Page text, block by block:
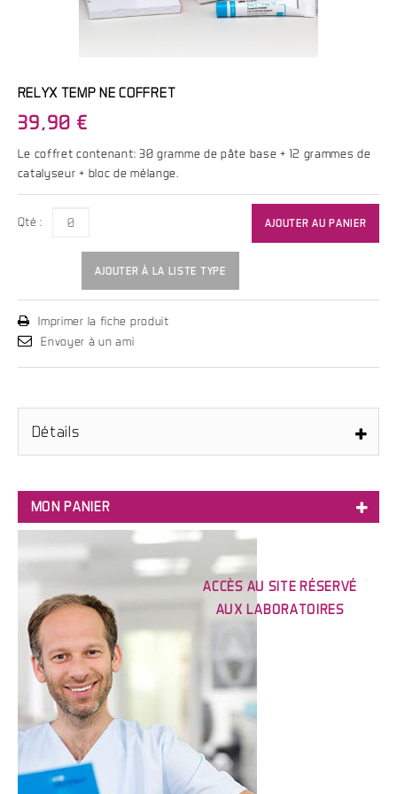
RELYX TEMP NE COFFRET
39,90 €
Le coffret contenant: 30 gramme de pâte base + 12 grammes de
catalyseur + bloc de mélange.
Qté : AJOUTER AU PANIER
AJOUTER À LA LISTE TYPE
Imprimer la fiche produit
Envoyer à un ami
Détails
MON PANIER
ACCÈS AU SITE RÉSERVÉ
AUX LABORATOIRES